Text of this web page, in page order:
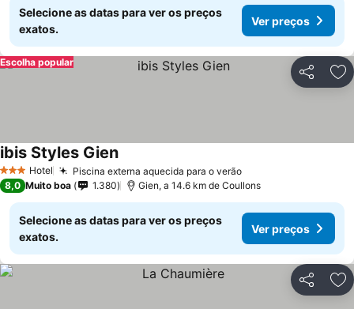
Selecione as datas para ver os preços
exatos.
Ver preços
Partilhar
Escolha popular
3 EstrelasHotel Piscina externa aquecida para o verão
ibis Styles Gien
8,0 Muito boa 1.380 Gien, a 14.6 km de Coullons
Selecione as datas para ver os preços
exatos.
Ver preços
Partilhar